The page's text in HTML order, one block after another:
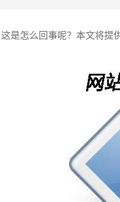
是怎么回事呢？本文将